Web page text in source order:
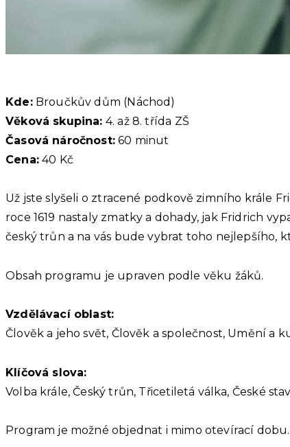
Kde:Broučkův dům (Náchod)
Věková skupina: 4. až 8. třída ZŠ
Časová náročnost: 60 minut
Cena:40 Kč
Už jste slyšeli o ztracené podkově zimního krále
roce 1619 nastaly zmatky a dohady, jak Fridrich
český trůn a na vás bude vybrat toho nejlepšího,
Obsah programu je upraven podle věku žáků.
Vzdělávací oblast:
Člověk a jeho svět, Člověk a společnost, Umění a
Klíčová slova:
Volba krále, Český trůn, Třicetiletá válka, České
Program je možné objednat i mimo otevírací dobu.